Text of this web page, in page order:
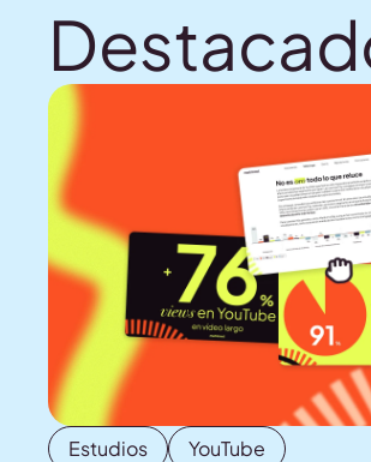
Estudios YouTube